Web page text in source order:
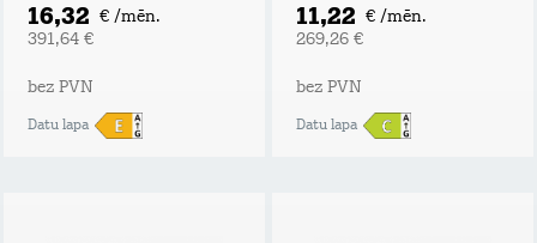
16,32 € /mēn.
391,64 €
bez PVN
Datu lapa
11,22 € /mēn.
269,26 €
bez PVN
Datu lapa